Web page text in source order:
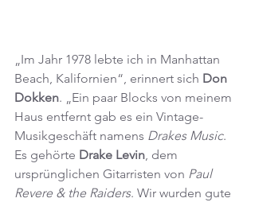
„Im Jahr 1978 lebte ich in Manhattan
Beach, Kalifornien“, erinnert sich Don
Dokken. „Ein paar Blocks von meinem
Haus entfernt gab es ein Vintage-
Musikgeschäft namens Drakes Music.
Es gehörte Drake Levin, dem
ursprünglichen Gitarristen von Paul
Revere & the Raiders. Wir wurden gute